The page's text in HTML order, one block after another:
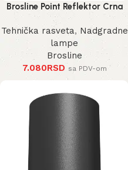
Brosline Point Reflektor Crna
80 mm 100 mm
Tehnička rasveta,Nadgradne
lampe
Brosline
7.080RSD sa PDV-om